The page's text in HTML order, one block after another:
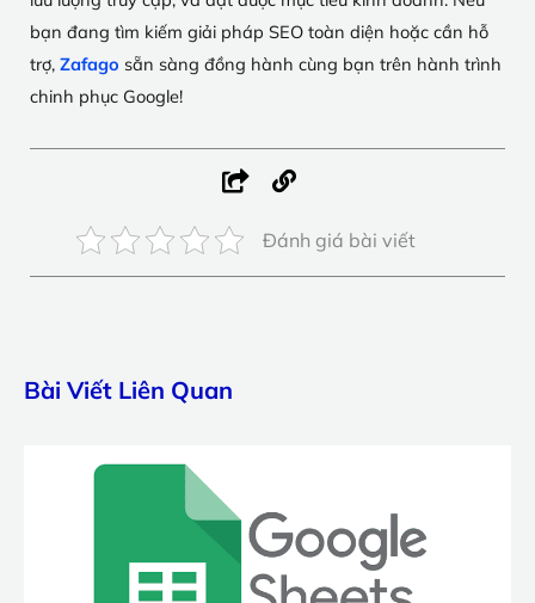
bạn đang tìm kiếm giải pháp SEO toàn diện hoặc cần hỗ
trợ, Zafago sẵn sàng đồng hành cùng bạn trên hành trình
chinh phục Google!
Đánh giá bài viết
Bài Viết Liên Quan